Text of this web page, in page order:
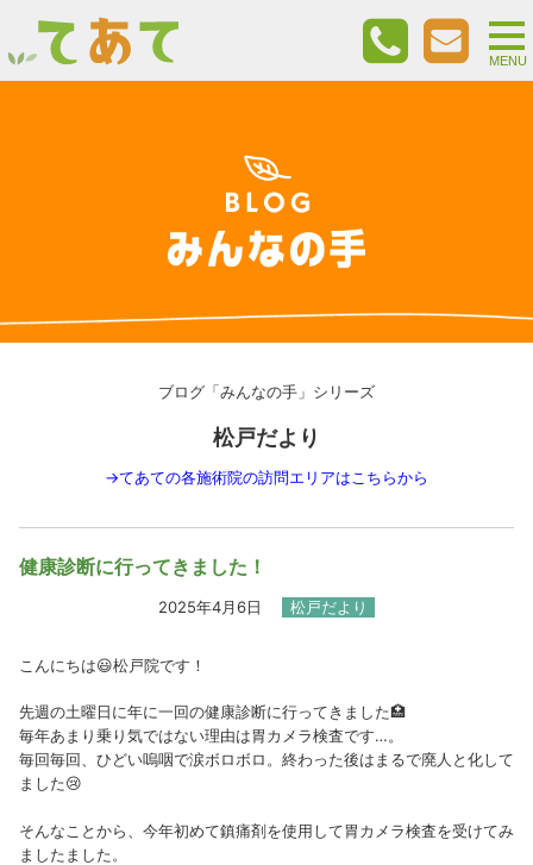
ブログ「みんなの手」シリーズ
松戸だより
→てあての各施術院の訪問エリアはこちらから
健康診断に行ってきました！
2025年4月6日 松戸だより
こんにちは😃松戸院です！
先週の土曜日に年に一回の健康診断に行ってきました🏥
毎年あまり乗り気ではない理由は胃カメラ検査です…。
毎回毎回、ひどい嗚咽で涙ボロボロ。終わった後はまるで廃人と化して
ました😢
そんなことから、今年初めて鎮痛剤を使用して胃カメラ検査を受けてみ
ましたました。
MENU